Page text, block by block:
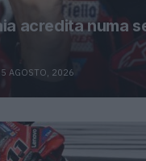
acredita numa
5 AGOSTO, 2026